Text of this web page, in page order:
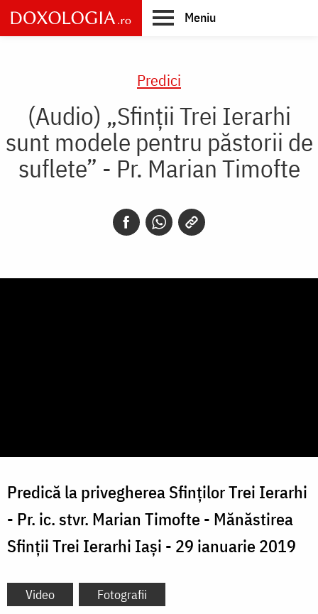
Skip
to
main
Meniu
Predici
(Audio) „Sfinții Trei Ierarhi
sunt modele pentru păstorii de
suflete” - Pr. Marian Timofte
Predică la privegherea Sfinților Trei Ierarhi
- Pr. ic. stvr. Marian Timofte - Mănăstirea
Sfinții Trei Ierarhi Iași - 29 ianuarie 2019
Video Fotografii